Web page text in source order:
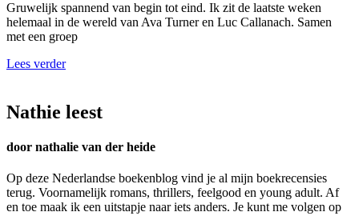
Gruwelijk spannend van begin tot eind. Ik zit de laatste weken
helemaal in de wereld van Ava Turner en Luc Callanach. Samen
met een groep
Lees verder
Nathie leest
door nathalie van der heide
Op deze Nederlandse boekenblog vind je al mijn boekrecensies
terug. Voornamelijk romans, thrillers, feelgood en young adult. Af
en toe maak ik een uitstapje naar iets anders. Je kunt me volgen op